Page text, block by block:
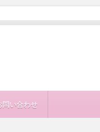
問い合わせ